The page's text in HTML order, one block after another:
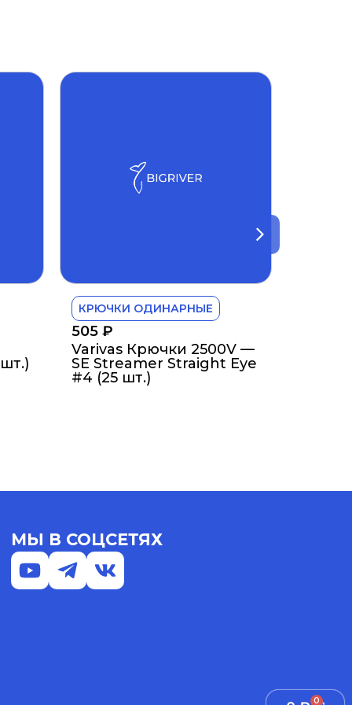
0
КРЮЧКИ ОДИНАРНЫЕ
505 ₽
Varivas Крючки 2500V —
SE Streamer Straight Eye
#4 (25 шт.)
МЫ В СОЦСЕТЯХ